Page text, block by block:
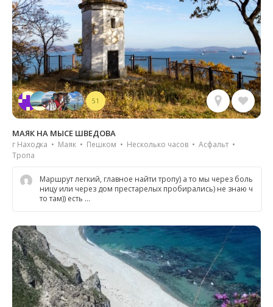
51
МАЯК НА МЫСЕ ШВЕДОВА
г Находка • Маяк • Пешком • Несколько часов • Асфальт •
Тропа
Маршрут легкий, главное найти тропу) а то мы через боль
ницу или через дом престарелых пробирались) не знаю ч
то там)) есть …